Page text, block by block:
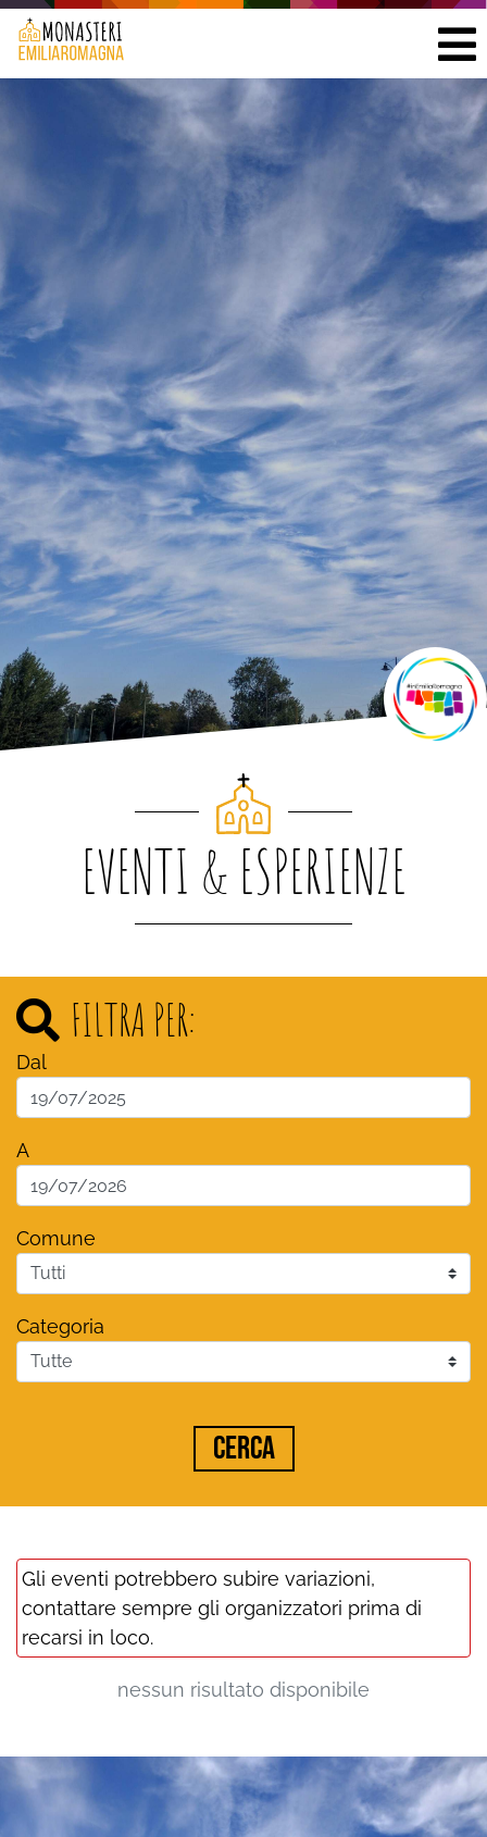
EVENTI & ESPERIENZE
FILTRA PER:
Dal
A
Comune
Categoria
Cerca
Gli eventi potrebbero subire variazioni,
contattare sempre gli organizzatori prima di
recarsi in loco.
nessun risultato disponibile